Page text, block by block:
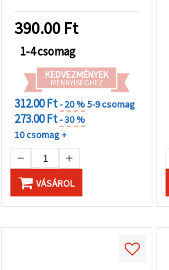
390.00 Ft
1-4 csomag
KEDVEZMÉNYEK
MENNYISÉGHEZ
312.00 Ft- 20 %5-9 csomag
273.00 Ft- 30 %
10 csomag +
VÁSÁROL